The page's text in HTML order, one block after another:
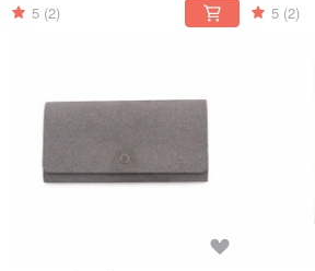
5 (2) 5 (2)